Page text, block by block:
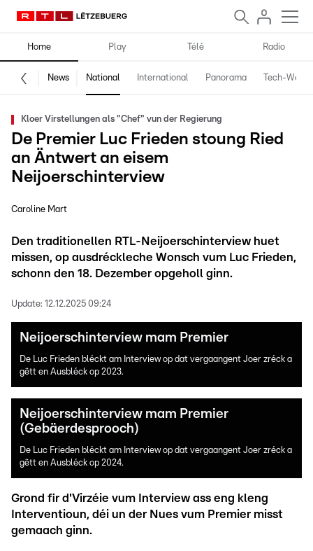
Home Play Télé Radio
News National International Panorama Tech-World
Kloer Virstellungen als "Chef" vun der Regierung
De Premier Luc Frieden stoung Ried
an Äntwert an eisem
Neijoerschinterview
Caroline Mart
Den traditionellen RTL-Neijoerschinterview huet
missen, op ausdréckleche Wonsch vum Luc Frieden,
schonn den 18. Dezember opgeholl ginn.
Update: 12.12.2025 09:24
Neijoerschinterview mam Premier
De Luc Frieden bléckt am Interview op dat vergaangent Joer zréck a
gëtt en Ausbléck op 2023.
Neijoerschinterview mam Premier
(Gebäerdesprooch)
De Luc Frieden bléckt am Interview op dat vergaangent Joer zréck a
gëtt en Ausbléck op 2024.
Grond fir d'Virzéie vum Interview ass eng kleng
Interventioun, déi un der Nues vum Premier misst
gemaach ginn.